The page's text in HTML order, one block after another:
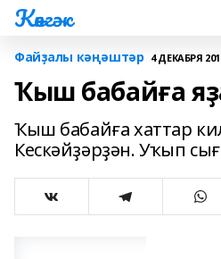
Көнгәк
Файҙалы кәңәштәр 4 ДЕКАБРЯ
Ҡыш бабайға
Ҡыш бабайға хаттар
Кескәйҙәрҙән. Уҡып